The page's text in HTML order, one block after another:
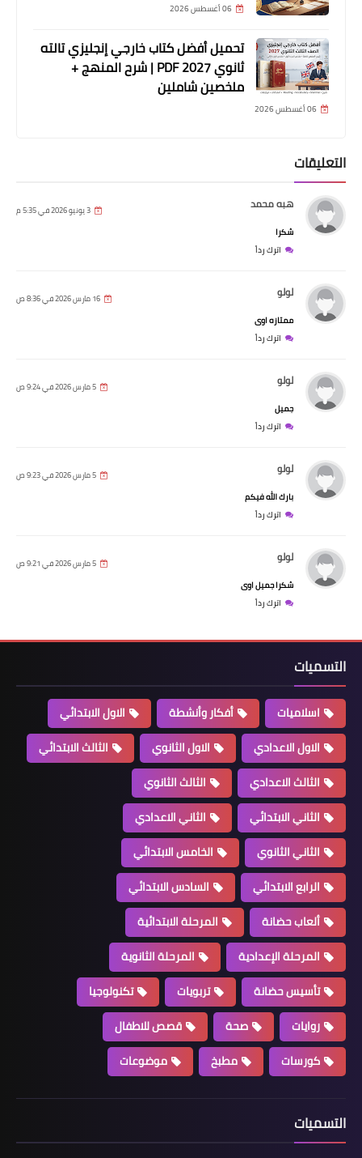
06 أغسطس 2026
تحميل أفضل كتاب خارجي إنجليزي تالته
ثانوي 2027 PDF | شرح المنهج +
ملخصين شاملين
06 أغسطس 2026
التعليقات
هبه محمد 3 يونيو 2026 في 5:35 م
شكرا
اترك رداً
لولو 16 مارس 2026 في 8:36 ص
ممتازه اوى
اترك رداً
لولو 5 مارس 2026 في 9:24 ص
جميل
اترك رداً
لولو 5 مارس 2026 في 9:23 ص
بارك الله فيكم
اترك رداً
لولو 5 مارس 2026 في 9:21 ص
شكرا جميل اوى
اترك رداً
التسميات
اسلاميات أفكار وأنشطة
الاول الابتدائي
الاول الاعدادي
الاول الثانوي
الثالث الابتدائي
الثالث الاعدادي
الثالث الثانوي
الثاني الابتدائي
الثاني الاعدادي
الثاني الثانوي
الخامس الابتدائي
الرابع الابتدائي
السادس الابتدائي
ألعاب حضانة
المرحلة الابتدائية
المرحلة الإعدادية
المرحلة الثانوية
تأسيس حضانة
تربويات
تكنولوجيا
روايات
صحة
قصص للاطفال
كورسات
مطبخ موضوعات
التسميات